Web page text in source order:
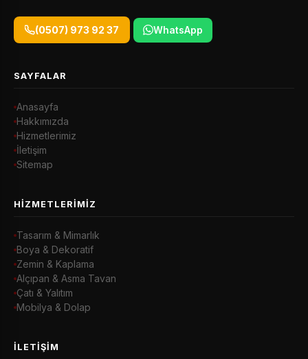
(0507) 973 92 37 WhatsApp
SAYFALAR
Anasayfa
Hakkımızda
Hizmetlerimiz
İletişim
Sitemap
HIZMETLERIMIZ
Tasarım & Mimarlık
Boya & Dekoratif
Zemin & Kaplama
Alçıpan & Asma Tavan
Çatı & Yalıtım
Mobilya & Dolap
İLETIŞIM